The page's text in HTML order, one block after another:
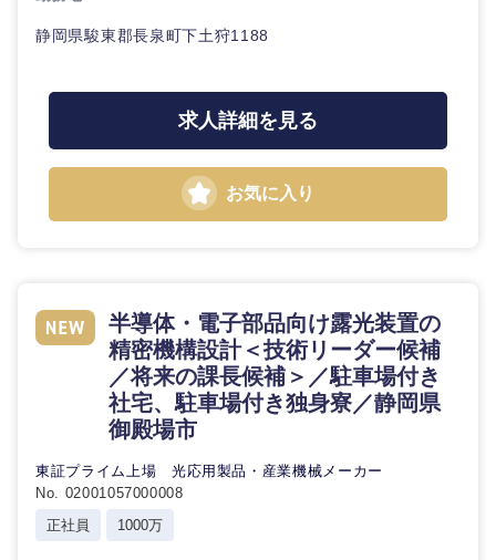
静岡県駿東郡長泉町下土狩1188
求人詳細を見る
お気に入り
半導体・電子部品向け露光装置の
精密機構設計＜技術リーダー候補
／将来の課長候補＞／駐車場付き
社宅、駐車場付き独身寮／静岡県
御殿場市
東証プライム上場 光応用製品・産業機械メーカー
No. 02001057000008
正社員
1000万